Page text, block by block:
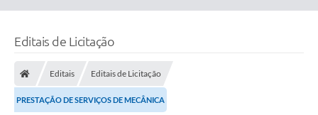
Editais de Licitação
Editais Editais de Licitação
PRESTAÇÃO DE SERVIÇOS DE MECÂNICA